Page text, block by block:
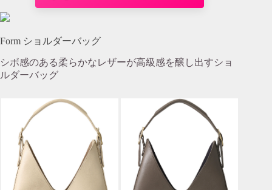
Form ショルダーバッグ
シボ感のある柔らかなレザーが高級感を醸し出すショ
ルダーバッグ